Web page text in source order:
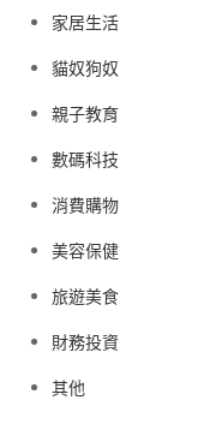
家居生活
貓奴狗奴
親子教育
數碼科技
消費購物
美容保健
旅遊美食
財務投資
其他